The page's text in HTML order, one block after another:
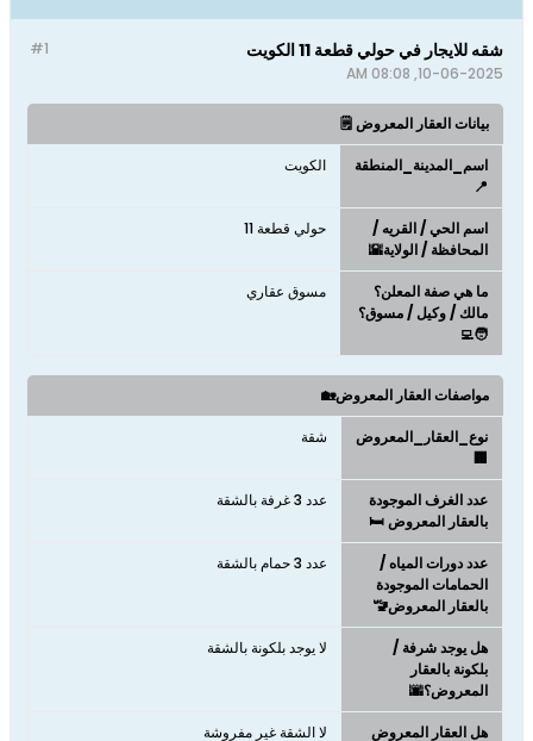
#1 شقه للايجار في حولي قطعة 11 الكويت
10-06-2025, 08:08 AM
بيانات العقار المعروض 🗒️
اسم_المدينة_المنطقة
📍
الكويت
اسم الحي / القريه /
المحافظة / الولاية🌇
حولي قطعة 11
ما هي صفة المعلن؟
مالك / وكيل / مسوق؟
🧑‍💻
مسوق عقاري
مواصفات العقار المعروض🏡
نوع_العقار_المعروض
🏢
شقة
عدد الغرف الموجودة
بالعقار المعروض 🛏️
عدد 3 غرفة بالشقة
عدد دورات المياه /
الحمامات الموجودة
بالعقار المعروض🚾
عدد 3 حمام بالشقة
هل يوجد شرفة /
بلكونة بالعقار
المعروض؟🌆
لا يوجد بلكونة بالشقة
هل العقار المعروض لا الشقة غير مفروشة